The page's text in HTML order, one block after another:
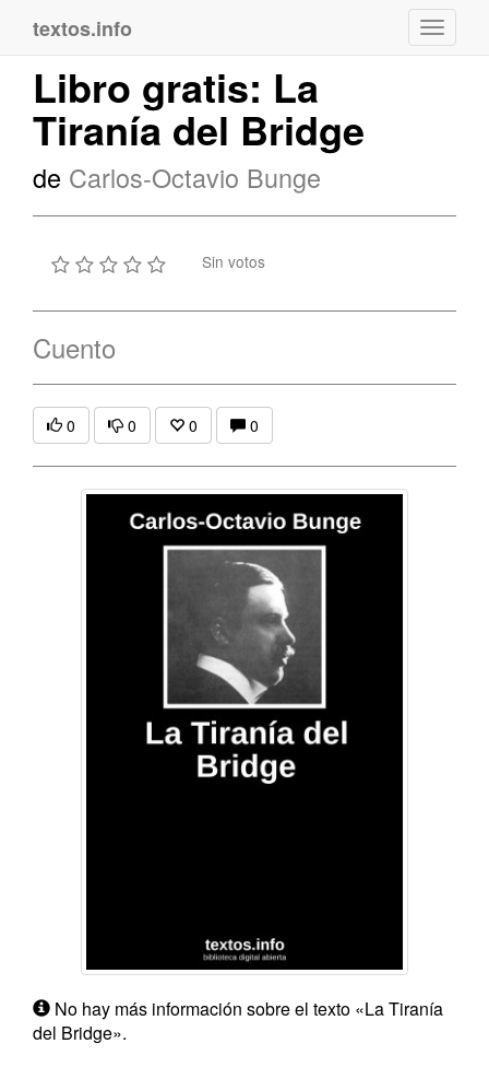
textos.info
Libro gratis: La
Tiranía del Bridge
de Carlos-Octavio Bunge
Sin votos
Cuento
0 0 0 0
No hay más información sobre el texto «La Tiranía
del Bridge».